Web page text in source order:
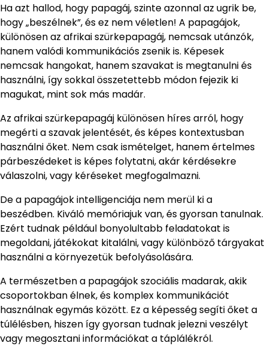
Ha azt hallod, hogy papagáj, szinte azonnal az ugrik be,
hogy „beszélnek”, és ez nem véletlen! A papagájok,
különösen az afrikai szürkepapagáj, nemcsak utánzók,
hanem valódi kommunikációs zsenik is. Képesek
nemcsak hangokat, hanem szavakat is megtanulni és
használni, így sokkal összetettebb módon fejezik ki
magukat, mint sok más madár.
Az afrikai szürkepapagáj különösen híres arról, hogy
megérti a szavak jelentését, és képes kontextusban
használni őket. Nem csak ismételget, hanem értelmes
párbeszédeket is képes folytatni, akár kérdésekre
válaszolni, vagy kéréseket megfogalmazni.
De a papagájok intelligenciája nem merül ki a
beszédben. Kiváló memóriajuk van, és gyorsan tanulnak.
Ezért tudnak például bonyolultabb feladatokat is
megoldani, játékokat kitalálni, vagy különböző tárgyakat
használni a környezetük befolyásolására.
A természetben a papagájok szociális madarak, akik
csoportokban élnek, és komplex kommunikációt
használnak egymás között. Ez a képesség segíti őket a
túlélésben, hiszen így gyorsan tudnak jelezni veszélyt
vagy megosztani információkat a táplálékról.